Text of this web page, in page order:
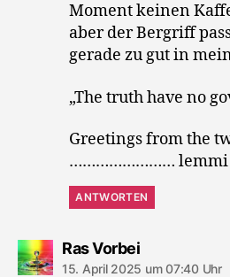
Moment keinen
aber der Bergriff
gerade zu gut in
„The truth have no
Greetings from the
…………………… lemmi
ANTWORTEN
Ras Vorbeisagt:
15. April 2025 um 07:40 Uhr